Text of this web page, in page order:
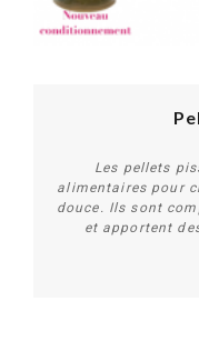
Les pellets
alimentaires pour
douce. Ils sont
et apportent